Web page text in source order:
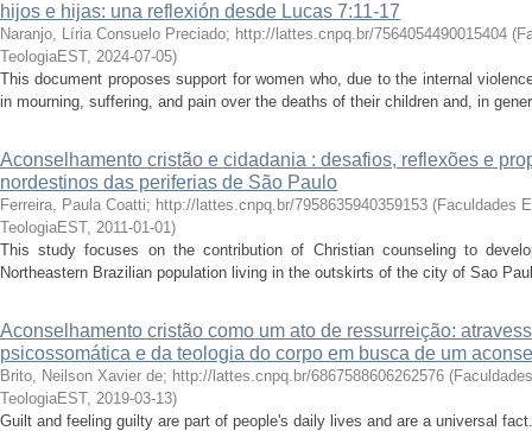
hijos e hijas: una reflexión desde Lucas 7:11-17
Naranjo, Líria Consuelo Preciado; http://lattes.cnpq.br/7564054490015404 (
TeologiaEST, 2024-07-05)
This document proposes support for women who, due to the internal
in mourning, suffering, and pain over the deaths of their children and, in
Aconselhamento cristão e cidadania : desafios, reflexões e
nordestinos das periferias de São Paulo
Ferreira, Paula Coatti; http://lattes.cnpq.br/7958635940359153 (Faculdades
TeologiaEST, 2011-01-01)
This study focuses on the contribution of Christian counseling to
Northeastern Brazilian population living in the outskirts of the city of Sao
Aconselhamento cristão como um ato de ressurreição:
psicossomática e da teologia do corpo em busca de um
Brito, Neilson Xavier de; http://lattes.cnpq.br/6867588606262576 (
TeologiaEST, 2019-03-13)
Guilt and feeling guilty are part of people's daily lives and are a universal